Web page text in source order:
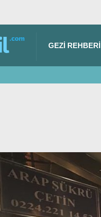
GEZI REHBERI